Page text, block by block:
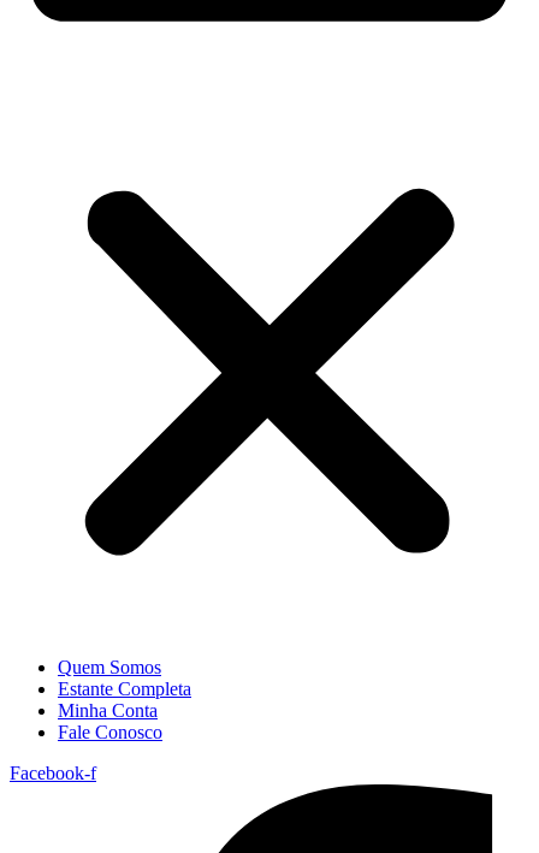
Quem Somos
Estante Completa
Minha Conta
Fale Conosco
Facebook-f